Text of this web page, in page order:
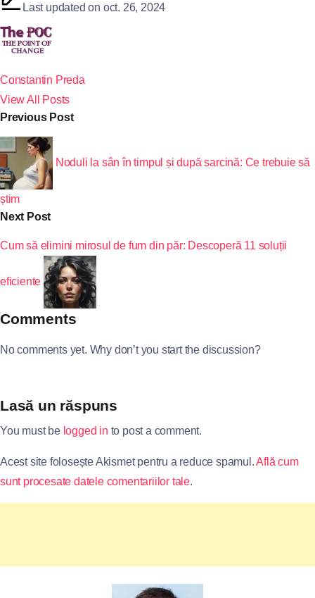
Last updated on oct. 26, 2024
Constantin Preda
View All Posts
Previous Post
Noduli la sân în timpul și după sarcină: Ce trebuie să
știm
Next Post
Cum să elimini mirosul de fum din păr: Descoperă 11 soluții
eficiente
Comments
No comments yet. Why don’t you start the discussion?
Lasă un răspuns
You must be logged in to post a comment.
Acest site folosește Akismet pentru a reduce spamul.Află cum
sunt procesate datele comentariilor tale.